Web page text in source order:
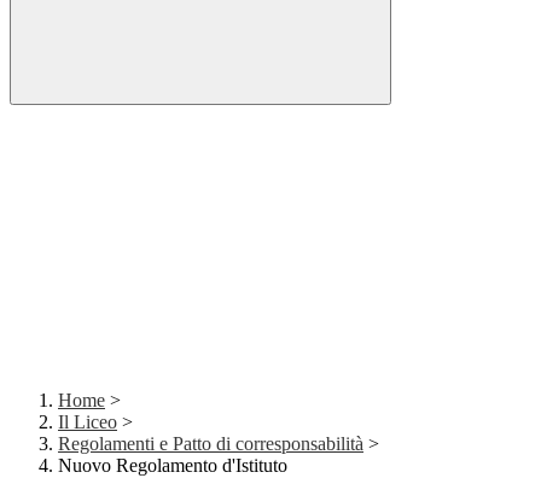
Home >
Il Liceo >
Regolamenti e Patto di corresponsabilità >
Nuovo Regolamento d'Istituto